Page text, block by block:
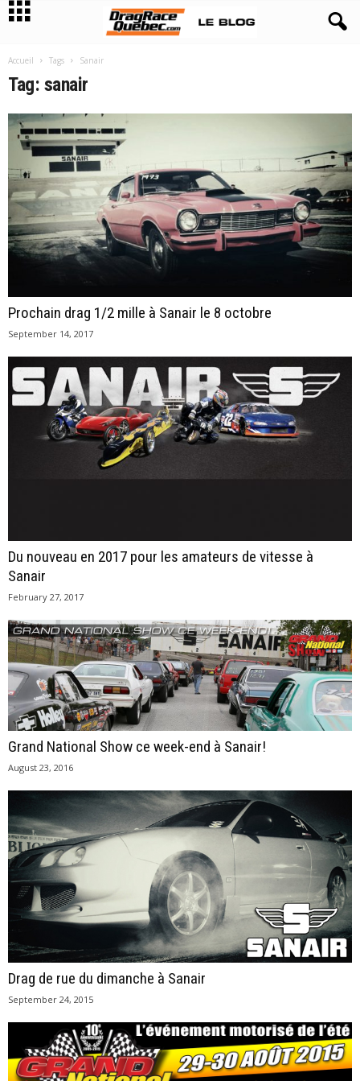
Accueil Tags Sanair
Tag: sanair
Prochain drag 1/2 mille à Sanair le 8 octobre
September 14, 2017
Du nouveau en 2017 pour les amateurs de vitesse à
Sanair
February 27, 2017
Grand National Show ce week-end à Sanair!
August 23, 2016
Drag de rue du dimanche à Sanair
September 24, 2015